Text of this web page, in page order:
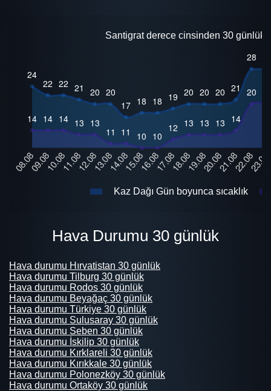
Santigrat derece cinsinden 30 günlük
Kaz Dağı Gün boyunca sıcaklık
Hava Durumu 30 günlük
Hava durumu Hırvatistan 30 günlük
Hava durumu Tilburg 30 günlük
Hava durumu Rodos 30 günlük
Hava durumu Beyağaç 30 günlük
Hava durumu Türkiye 30 günlük
Hava durumu Sulusaray 30 günlük
Hava durumu Seben 30 günlük
Hava durumu İskilip 30 günlük
Hava durumu Kırklareli 30 günlük
Hava durumu Kırıkkale 30 günlük
Hava durumu Polonezköy 30 günlük
Hava durumu Ortaköy 30 günlük